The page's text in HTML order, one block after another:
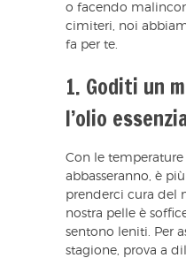
o facendo
cimiteri, noi
fa per te.
1. Goditi un
l’olio
Con le temperature
abbasseranno, è
prenderci cura del
nostra pelle è
sentono leniti. Per
stagione, prova a